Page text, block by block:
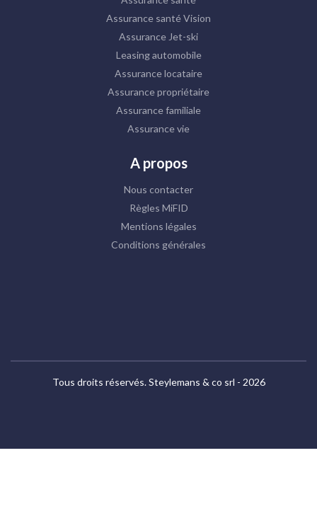
Assurance santé Vision
Assurance Jet-ski
Leasing automobile
Assurance locataire
Assurance propriétaire
Assurance familiale
Assurance vie
A propos
Nous contacter
Règles MiFID
Mentions légales
Conditions générales
Tous droits réservés. Steylemans & co srl - 2026